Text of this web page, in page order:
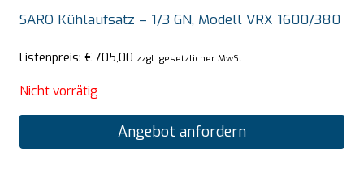
SARO Kühlaufsatz – 1/3 GN, Modell VRX 1600/380
Listenpreis: € 705,00 zzgl. gesetzlicher MwSt.
Nicht vorrätig
Angebot anfordern